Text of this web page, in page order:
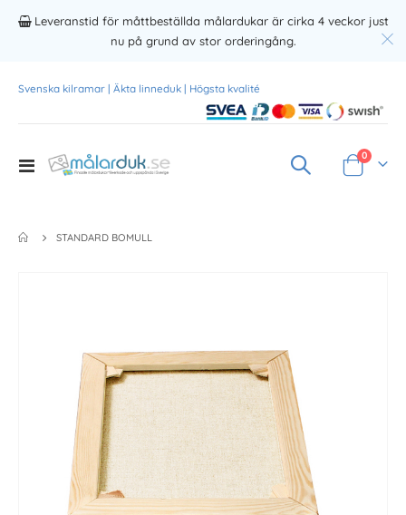
Leveranstid för måttbeställda målardukar är cirka 4 veckor just
nu på grund av stor orderingång.
Svenska kilramar | Äkta linneduk | Högsta kvalité
Toggle
Varukorg
0
STANDARD BOMULL